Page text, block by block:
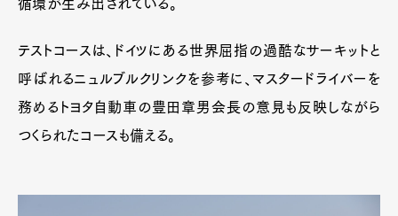
Art&DesignWatchFashion
循環が生み出されている。
テストコースは、ドイツにある世界屈指の過酷なサーキットと
呼ばれるニュルブルクリンクを参考に、マスタードライバーを
務めるトヨタ自動車の豊田章男会長の意見も反映しながら
つくられたコースも備える。